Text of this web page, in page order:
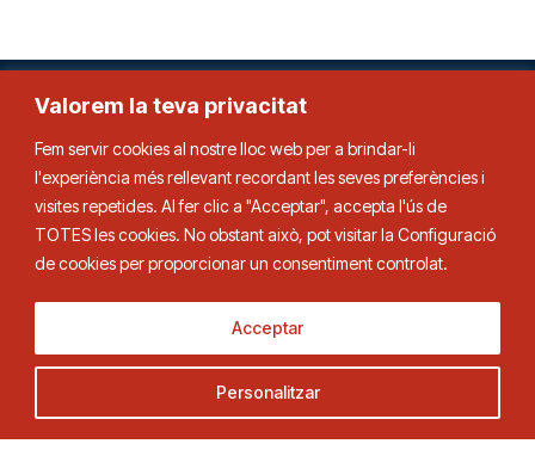
Valorem la teva privacitat
Fem servir cookies al nostre lloc web per a brindar-li
l'experiència més rellevant recordant les seves preferències i
visites repetides. Al fer clic a "Acceptar", accepta l'ús de
TOTES les cookies. No obstant això, pot visitar la Configuració
de cookies per proporcionar un consentiment controlat.
Personalitzar
Acceptar
Federació Catalana de Tennis de Taula
Adreça Contacte